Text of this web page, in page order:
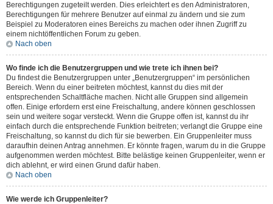
Berechtigungen zugeteilt werden. Dies erleichtert es den Administratoren,
Berechtigungen für mehrere Benutzer auf einmal zu ändern und sie zum
Beispiel zu Moderatoren eines Bereichs zu machen oder ihnen Zugriff zu
einem nichtöffentlichen Forum zu geben.
Nach oben
Wo finde ich die Benutzergruppen und wie trete ich ihnen bei?
Du findest die Benutzergruppen unter „Benutzergruppen“ im persönlichen
Bereich. Wenn du einer beitreten möchtest, kannst du dies mit der
entsprechenden Schaltfläche machen. Nicht alle Gruppen sind allgemein
offen. Einige erfordern erst eine Freischaltung, andere können geschlossen
sein und weitere sogar versteckt. Wenn die Gruppe offen ist, kannst du ihr
einfach durch die entsprechende Funktion beitreten; verlangt die Gruppe eine
Freischaltung, so kannst du dich für sie bewerben. Ein Gruppenleiter muss
daraufhin deinen Antrag annehmen. Er könnte fragen, warum du in die Gruppe
aufgenommen werden möchtest. Bitte belästige keinen Gruppenleiter, wenn er
dich ablehnt, er wird einen Grund dafür haben.
Nach oben
Wie werde ich Gruppenleiter?